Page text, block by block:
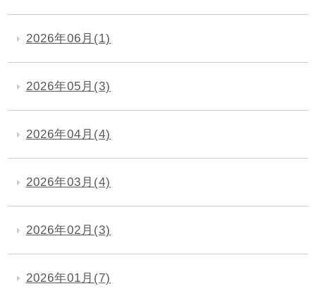
2026年06月(1)
2026年05月(3)
2026年04月(4)
2026年03月(4)
2026年02月(3)
2026年01月(7)